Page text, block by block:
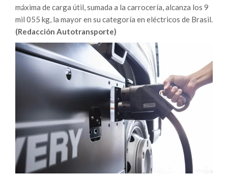
máxima de carga útil, sumada a la carrocería, alcanza los 9
mil 055 kg, la mayor en su categoría en eléctricos de Brasil.
(Redacción Autotransporte)